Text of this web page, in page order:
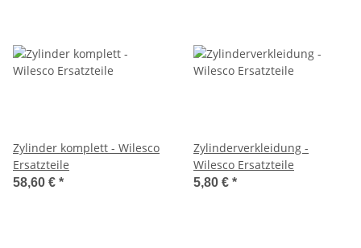
Zylinder komplett - Wilesco
Ersatzteile
58,60 € *
Zylinderverkleidung -
Wilesco Ersatzteile
5,80 € *